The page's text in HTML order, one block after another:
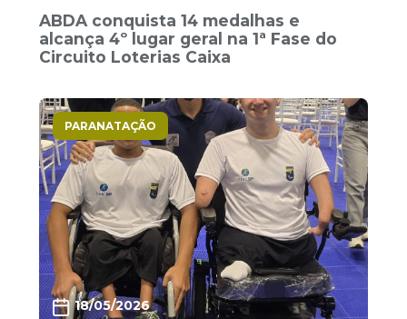
ABDA conquista 14 medalhas e
alcança 4º lugar geral na 1ª Fase do
Circuito Loterias Caixa
PARANATAÇÃO
18/05/2026